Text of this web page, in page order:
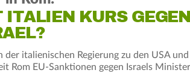
ITALIEN KURS
der italienischen Regierung zu den USA
Rom EU-Sanktionen gegen Israels